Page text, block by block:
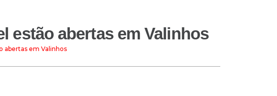
estão abertas em Valinhos
abertas em Valinhos